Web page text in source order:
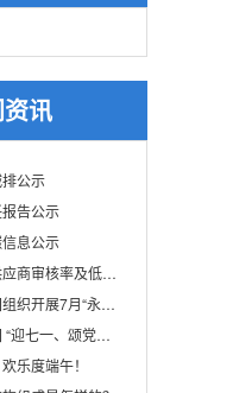
讯
公示
告公示
息公示
及低风险供应商占比公示
跟党走 启航新征程” 主题党日
党恩”庆祝建党100周年
乐度端午！